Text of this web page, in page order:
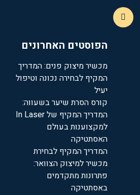
הפוסטים האחרונים
מכשיר מיצוק פנים: המדריך
המקיף לבחירה נכונה וטיפול
יעיל
קורס הסרת שיער בשעווה:
המדריך המקיף של In Laser
למקצוענות בעולם
האסתטיקה
המדריך המקיף לבחירת
מכשיר למיצוק הצוואר:
פתרונות מתקדמים
באסתטיקה